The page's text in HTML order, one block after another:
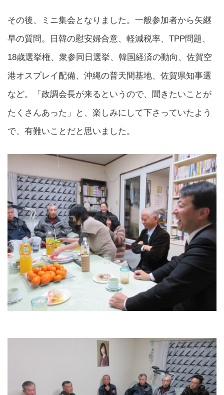
その後、ミニ集会となりました。一般参加者から矢継
早の質問。日韓の慰安婦合意、軽減税率、TPP問題、
18歳選挙権、衆参同日選挙、韓国経済の動向、佐賀空
港オスプレイ配備、沖縄の普天間基地、佐賀県知事選
など。「政調会長が来るというので、聞きたいことが
たくさんあった」と、楽しみにして下さっていたよう
で、有難いことだと思いました。